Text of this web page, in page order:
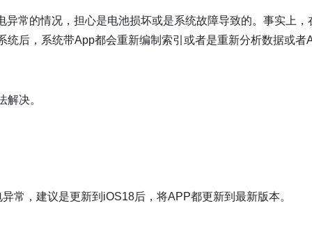
常的情况，担心是电池损坏或是系统故障导致的。事实上，
后，系统带App都会重新编制索引或者是重新分析数据或者
决。
常，建议是更新到iOS18后，将APP都更新到最新版本。